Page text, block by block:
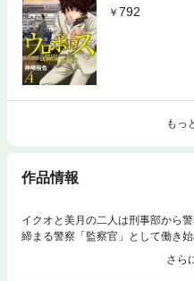
792
もっ
作品情報
イクオと美月の二人は刑事部から
締まる警察「監察官」として働き
査と慣れない仕事ばかりで二人は
組である「卜部一家」との確執が